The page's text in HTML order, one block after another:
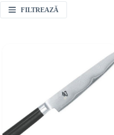
FILTREAZĂ